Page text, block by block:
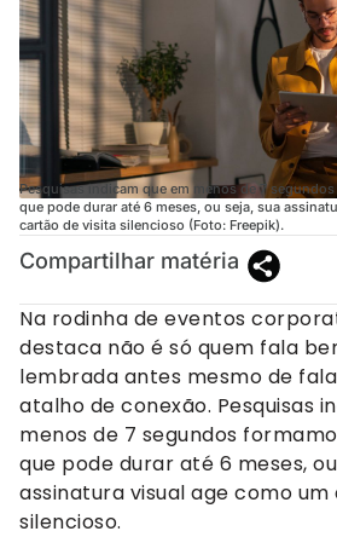
Pesquisas indicam que em menos de 7
que pode durar até 6 meses, ou seja, sua
cartão de visita silencioso (Foto: Freepik).
Compartilhar matéria
Na rodinha de eventos
destaca não é só quem fala
lembrada antes mesmo de
atalho de conexão. Pesquisas
menos de 7 segundos
que pode durar até 6 meses,
assinatura visual age como
silencioso.